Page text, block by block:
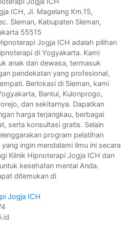
ICH, Jl. Magelang Km.15,
Sleman, Kabupaten Sleman,
55515
Jogja ICH adalah pilihan
di Yogyakarta. Kami
anak dan dewasa, termasuk
pendekatan yang profesional,
Berlokasi di Sleman, kami
Bantul, Kulonprogo,
dan sekitarnya. Dapatkan
harga terjangkau, berbagai
serta konsultasi gratis. Selain
program pelatihan
ingin mendalami ilmu ini secara
Klinik Hipnoterapi Jogja ICH dan
kesehatan mental Anda.
ditemukan di
Jogja ICH